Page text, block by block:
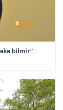
bilmir”